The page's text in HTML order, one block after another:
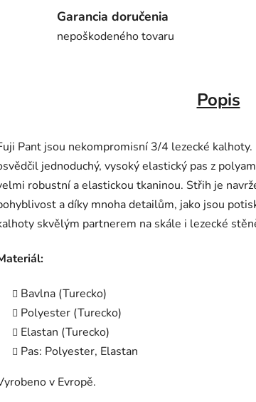
Garancia doručenia
nepoškodeného tovaru
Popis
Pant jsou nekompromisní 3/4 lezecké kalhoty.
jednoduchý, vysoký elastický pas z
robustní a elastickou tkaninou. Střih je
a díky mnoha detailům, jako jsou
skvělým partnerem na skále i lezecké
Bavlna (Turecko)
Polyester (Turecko)
Elastan (Turecko)
Pas: Polyester, Elastan
v Evropě.